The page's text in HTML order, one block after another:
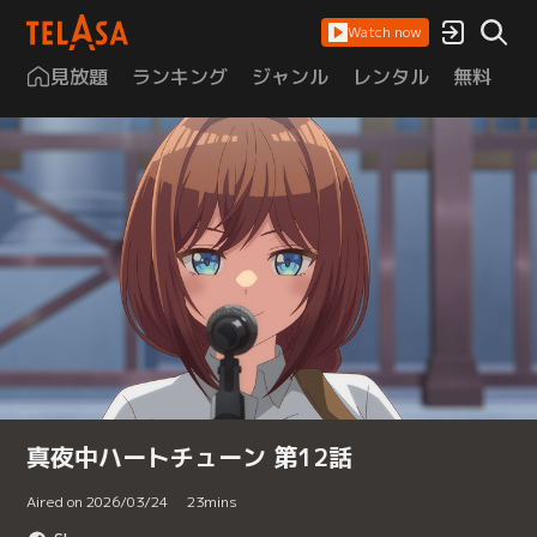
Watch now
見放題 ランキング ジャンル レンタル 無料
真夜中ハートチューン 第12話
Aired on 2026/03/24 23mins